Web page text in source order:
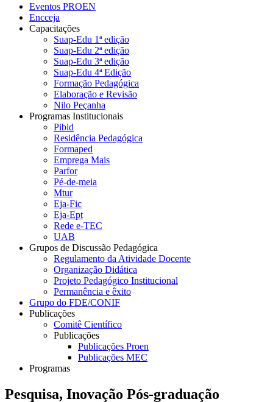
Eventos PROEN
Encceja
Capacitações
Suap-Edu 1ª edição
Suap-Edu 2ª edição
Suap-Edu 3ª edição
Suap-Edu 4ª Edição
Formação Pedagógica
Elaboração e Revisão
Nilo Peçanha
Programas Institucionais
Pibid
Residência Pedagógica
Formaped
Emprega Mais
Parfor
Pé-de-meia
Mtur
Eja-Fic
Eja-Ept
Rede e-TEC
UAB
Grupos de Discussão Pedagógica
Regulamento da Atividade Docente
Organização Didática
Projeto Pedagógico Institucional
Permanência e êxito
Grupo do FDE/CONIF
Publicações
Comitê Científico
Publicações
Publicações Proen
Publicações MEC
Programas
Pesquisa, Inovação Pós-graduação